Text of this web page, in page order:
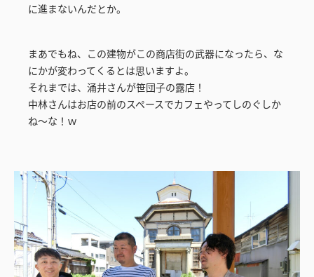
に進まないんだとか。
まあでもね、この建物がこの商店街の武器になったら、な
にかが変わってくるとは思いますよ。
それまでは、涌井さんが笹団子の露店！
中林さんはお店の前のスペースでカフェやってしのぐしか
ね～な！ｗ